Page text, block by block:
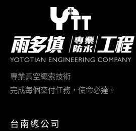
專業高空繩索技術
完成每個交付任務，使命必達。
台南總公司